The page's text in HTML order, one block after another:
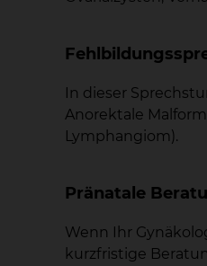
In dieser
Anorektale
Lymphangiom).
Pränatale
Wenn Ihr
kurzfristige